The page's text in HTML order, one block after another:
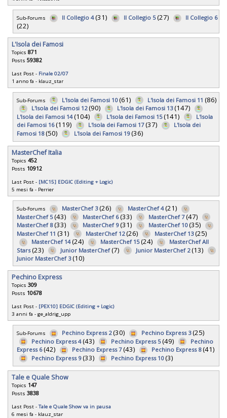
Sub-Forums Il Collegio 4(31) Il Collegio 5(27) Il Collegio 6
(22)
L'Isola dei Famosi
Topics 871
Posts 59382
Last Post - Finale 02/07
1 anno fa - klauz_star
Sub-Forums L'Isola dei Famosi 10(61) L'Isola dei Famosi 11 (86)
L'Isola dei Famosi 12(90) L'Isola dei Famosi 13(147)
L'Isola dei Famosi 14(104) L'Isola dei Famosi 15(141)
L'Isola
dei Famosi 16(119) L'Isola dei Famosi 17(37)
L'Isola dei
Famosi 18(50) L'Isola dei Famosi 19(36)
MasterChef Italia
Topics 452
Posts 10912
Last Post - [MC15] EDGIC (Editing + Logic)
5 mesi fa - Perrier
Sub-Forums MasterChef 3(26) MasterChef 4(21)
MasterChef 5(43) MasterChef 6(33) MasterChef 7(47)
MasterChef 8(33) MasterChef 9(31) MasterChef 10(35)
MasterChef 11 (31) MasterChef 12(26) MasterChef 13(25)
MasterChef 14(24) MasterChef 15(24)
MasterChef All
Stars(23) Junior MasterChef(7) Junior MasterChef 2(13)
Junior MasterChef 3(10)
Pechino Express
Topics 309
Posts 10678
Last Post - [PEX10] EDGIC (Editing + Logic)
3 anni fa - ge_aldrig_upp
Sub-Forums Pechino Express 2(30) Pechino Express 3(25)
Pechino Express 4(43) Pechino Express 5(49)
Pechino
Express 6(42) Pechino Express 7(43) Pechino Express 8(41)
Pechino Express 9(33) Pechino Express 10(3)
Tale e Quale Show
Topics 147
Posts 3838
Last Post - Tale e Quale Show va in pausa
6 mesi fa - klauz_star